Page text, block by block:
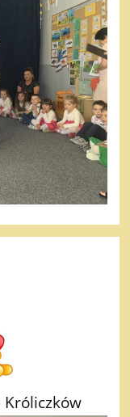
Króliczków